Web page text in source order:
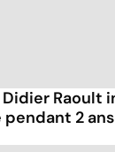
Didier Raoult
2 ans